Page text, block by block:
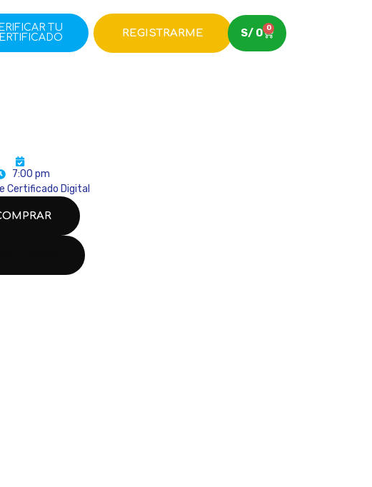
TU
REGISTRARME S/ 0 0
7:00 pm
Certificado Digital